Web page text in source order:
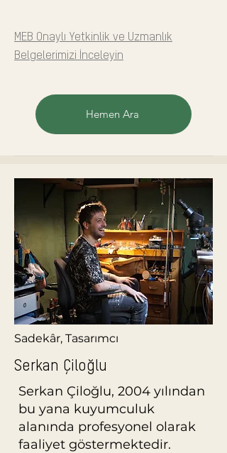
MEB Onaylı Yetkinlik ve Uzmanlık
Belgelerimizi İnceleyin
Hemen Ara
Sadekâr, Tasarımcı
Serkan Çiloğlu
Serkan Çiloğlu, 2004 yılından
bu yana kuyumculuk
alanında profesyonel olarak
faaliyet göstermektedir.